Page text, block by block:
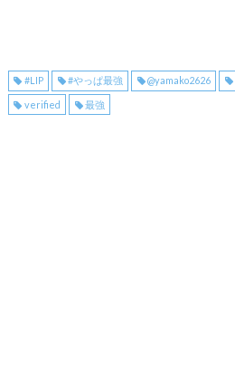
#LIP #やっぱ最強 @yamako2626
verified 最強